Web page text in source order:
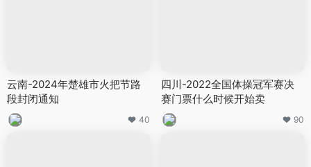
云南-2024年楚雄市火把节路
段封闭通知
40
四川-2022全国体操冠军赛决
赛门票什么时候开始卖
90